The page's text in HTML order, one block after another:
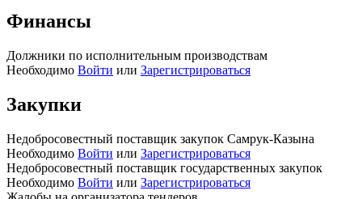
Финансы
Должники по исполнительным производствам
Необходимо Войти или Зарегистрироваться
Закупки
Недобросовестный поставщик закупок Самрук-Казына
Необходимо Войти или Зарегистрироваться
Недобросовестный поставщик государственных закупок
Необходимо Войти или Зарегистрироваться